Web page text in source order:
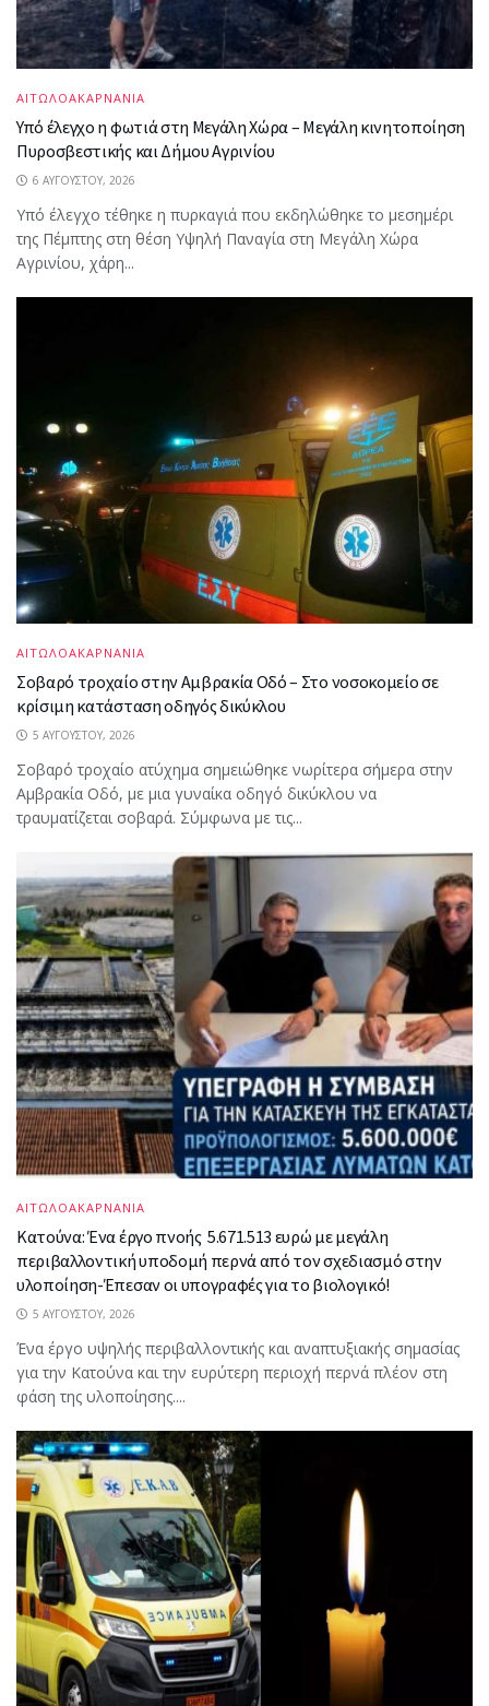
ΑΙΤΩΛΟΑΚΑΡΝΑΝΙΑ
Υπό έλεγχο η φωτιά στη Μεγάλη Χώρα – Μεγάλη κινητοποίηση
Πυροσβεστικής και Δήμου Αγρινίου
6 ΑΥΓΟΎΣΤΟΥ, 2026
Υπό έλεγχο τέθηκε η πυρκαγιά που εκδηλώθηκε το μεσημέρι
της Πέμπτης στη θέση Υψηλή Παναγία στη Μεγάλη Χώρα
Αγρινίου, χάρη...
ΑΙΤΩΛΟΑΚΑΡΝΑΝΙΑ
Σοβαρό τροχαίο στην Αμβρακία Οδό – Στο νοσοκομείο σε
κρίσιμη κατάσταση οδηγός δικύκλου
5 ΑΥΓΟΎΣΤΟΥ, 2026
Σοβαρό τροχαίο ατύχημα σημειώθηκε νωρίτερα σήμερα στην
Αμβρακία Οδό, με μια γυναίκα οδηγό δικύκλου να
τραυματίζεται σοβαρά. Σύμφωνα με τις...
ΑΙΤΩΛΟΑΚΑΡΝΑΝΙΑ
Κατούνα: Ένα έργο πνοής 5.671.513 ευρώ με μεγάλη
περιβαλλοντική υποδομή περνά από τον σχεδιασμό στην
υλοποίηση-Έπεσαν οι υπογραφές για το βιολογικό!
5 ΑΥΓΟΎΣΤΟΥ, 2026
Ένα έργο υψηλής περιβαλλοντικής και αναπτυξιακής σημασίας
για την Κατούνα και την ευρύτερη περιοχή περνά πλέον στη
φάση της υλοποίησης....